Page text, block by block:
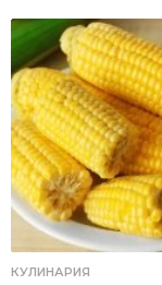
КУЛИНАРИЯ